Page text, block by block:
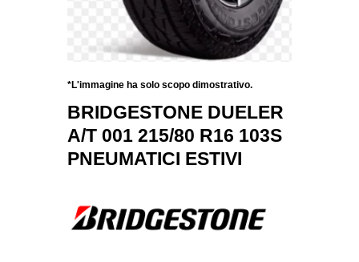
*L'immagine ha solo scopo dimostrativo.
BRIDGESTONE DUELER
A/T 001 215/80 R16 103S
PNEUMATICI ESTIVI